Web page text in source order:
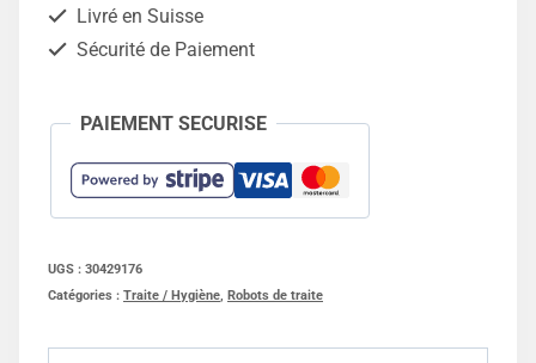
Livré en Suisse
Sécurité de Paiement
PAIEMENT SECURISE
UGS : 30429176
Catégories : Traite / Hygiène Robots de traite